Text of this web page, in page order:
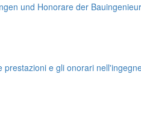
und Honorare der
prestazioni e gli onorari